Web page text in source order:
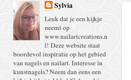
Sylvia
Leuk dat je een kijkje
neemt op
www.nailartcreations.n
l! Deze website staat
boordevol inspiratie op het gebied
van nagels en nailart. Interesse in
kunstnagels? Neem dan eens een